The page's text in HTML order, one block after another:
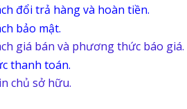
đổi trả hàng và hoàn tiền.
bảo mật.
giá bán và phương thức báo giá.
thanh toán.
chủ sở hữu.